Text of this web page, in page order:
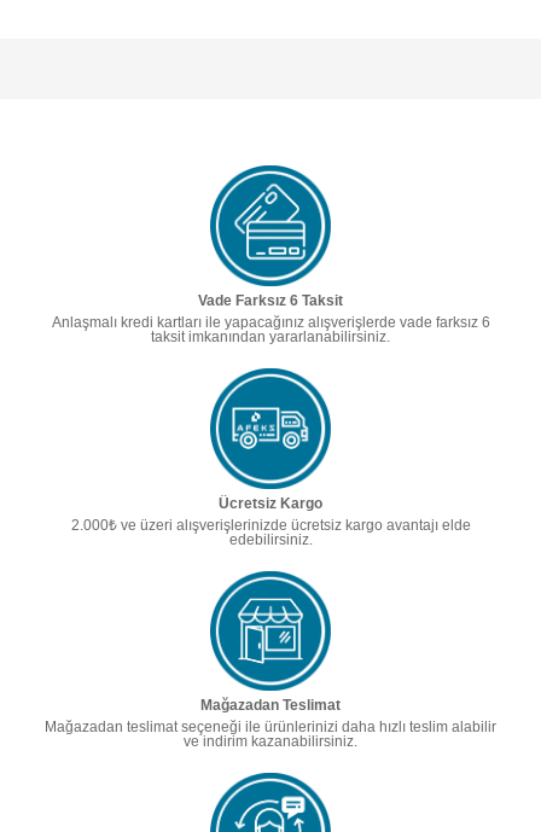
Vade Farksız 6 Taksit
Anlaşmalı kredi kartları ile yapacağınız alışverişlerde vade farksız 6
taksit imkanından yararlanabilirsiniz.
Ücretsiz Kargo
2.000₺ ve üzeri alışverişlerinizde ücretsiz kargo avantajı elde
edebilirsiniz.
Mağazadan Teslimat
Mağazadan teslimat seçeneği ile ürünlerinizi daha hızlı teslim alabilir
ve indirim kazanabilirsiniz.